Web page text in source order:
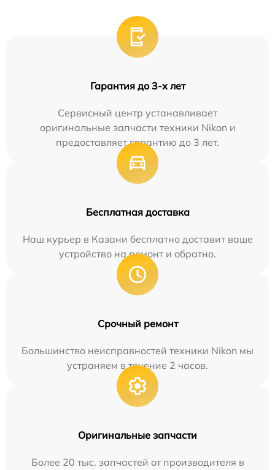
Гарантия до 3-х лет
Сервисный центр устанавливает
оригинальные запчасти техники Nikon и
предоставляет гарантию до 3 лет.
Бесплатная доставка
Наш курьер в Казани бесплатно доставит ваше
устройство на ремонт и обратно.
Срочный ремонт
Большинство неисправностей техники Nikon мы
устраняем в течение 2 часов.
Оригинальные запчасти
Более 20 тыс. запчастей от производителя в